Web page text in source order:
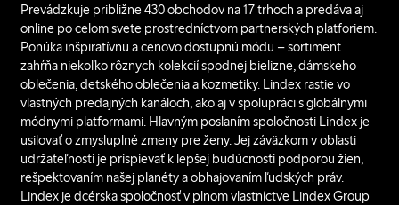
Prevádzkuje približne 430 obchodov na 17 trhoch a predáva aj
online po celom svete prostredníctvom partnerských platforiem.
Ponúka inšpiratívnu a cenovo dostupnú módu – sortiment
zahŕňa niekoľko rôznych kolekcií spodnej bielizne, dámskeho
oblečenia, detského oblečenia a kozmetiky. Lindex rastie vo
vlastných predajných kanáloch, ako aj v spolupráci s globálnymi
módnymi platformami. Hlavným poslaním spoločnosti Lindex je
usilovať o zmysluplné zmeny pre ženy. Jej záväzkom v oblasti
udržateľnosti je prispievať k lepšej budúcnosti podporou žien,
rešpektovaním našej planéty a obhajovaním ľudských práv.
Lindex je dcérska spoločnosť v plnom vlastníctve Lindex Group